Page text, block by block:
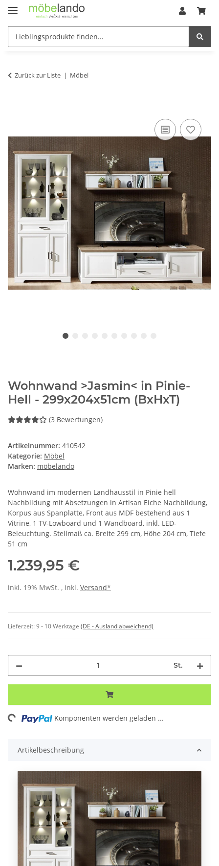
Zurück zur Liste Möbel
Wohnwand >Jasmin< in Pinie-
Hell - 299x204x51cm (BxHxT)
(3 Bewertungen)
Artikelnummer: 410542
Kategorie: Möbel
Marken: möbelando
Wohnwand im modernen Landhausstil in Pinie hell
Nachbildung mit Absetzungen in Artisan Eiche Nachbildung,
Korpus aus Spanplatte, Front aus MDF bestehend aus 1
Vitrine, 1 TV-Lowboard und 1 Wandboard, inkl. LED-
Beleuchtung. Stellmaß ca. Breite 299 cm, Höhe 204 cm, Tiefe
51 cm
1.239,95 €
inkl. 19% MwSt. , inkl. Versand*
Lieferzeit:9 - 10 Werktage (DE - Ausland abweichend)
St.
Loading... Komponenten werden geladen ...
Artikelbeschreibung